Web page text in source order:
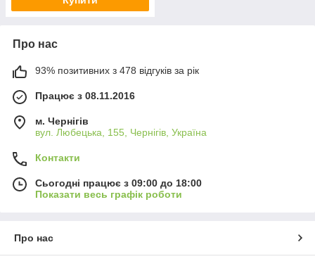
Про нас
93% позитивних з 478 відгуків за рік
Працює з 08.11.2016
м. Чернігів
вул. Любецька, 155, Чернігів, Україна
Контакти
Сьогодні працює з 09:00 до 18:00
Показати весь графік роботи
Про нас